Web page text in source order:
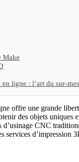
Make
ligne : l’art du sur-
offre une grande
des objets uniques
d’usinage CNC
services d’impression